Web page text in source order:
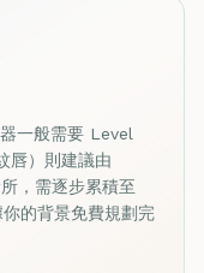
一般需要 Level
唇）則建議由
，需逐步累積至
的背景免費規劃完